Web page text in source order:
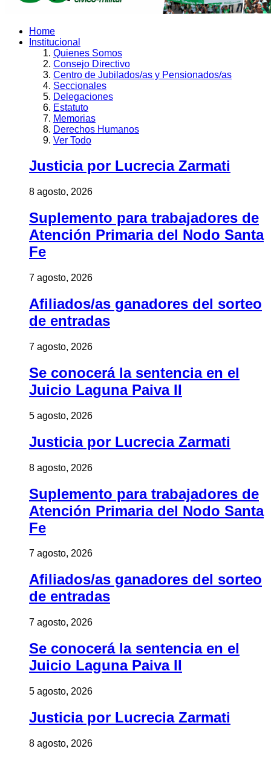
Home
Institucional
Quienes Somos
Consejo Directivo
Centro de Jubilados/as y Pensionados/as
Seccionales
Delegaciones
Estatuto
Memorias
Derechos Humanos
Ver Todo
Justicia por Lucrecia Zarmati
8 agosto, 2026
Suplemento para trabajadores de
Atención Primaria del Nodo Santa
Fe
7 agosto, 2026
Afiliados/as ganadores del sorteo
de entradas
7 agosto, 2026
Se conocerá la sentencia en el
Juicio Laguna Paiva II
5 agosto, 2026
Justicia por Lucrecia Zarmati
8 agosto, 2026
Suplemento para trabajadores de
Atención Primaria del Nodo Santa
Fe
7 agosto, 2026
Afiliados/as ganadores del sorteo
de entradas
7 agosto, 2026
Se conocerá la sentencia en el
Juicio Laguna Paiva II
5 agosto, 2026
Justicia por Lucrecia Zarmati
8 agosto, 2026